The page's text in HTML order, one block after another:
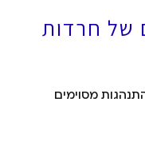
של חרדות
מסוימים